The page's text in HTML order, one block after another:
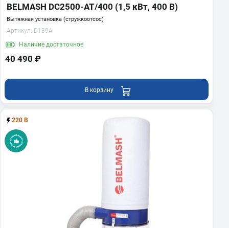
19 490 ₽
36 490 ₽
В корзину
Показать еще
BELMASH DC2500-AT/400 (1,5 кВт, 400 В)
Вытяжная установка (стружкоотсос)
Артикул: D139A
Наличие достаточное
40 490 ₽
В корзину
220 В